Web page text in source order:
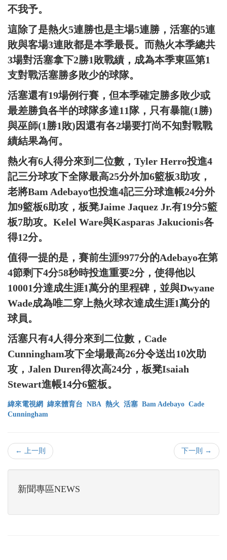
不我予。
這除了是熱火5連勝也是主場5連勝，活塞的5連
敗與客場3連敗都是本季最長。而熱火本季總共
3場對活塞拿下2勝1敗戰績，成為本季東區第1
支對戰活塞勝多敗少的球隊。
活塞還有19場例行賽，但本季確定勝多敗少或
最差勝負各半的球隊多達11隊，只有暴龍(1勝)
與巫師(1勝1敗)因還有各2場要打尚不知對戰戰
績結果為何。
熱火有6人得分來到二位數，Tyler Herro投進4
記三分球攻下全隊最高25分外加6籃板3助攻，
老將Bam Adebayo也投進4記三分球進帳24分外
加9籃板6助攻，板凳Jaime Jaquez Jr.有19分5籃
板7助攻。Kelel Ware與Kasparas Jakucionis各
得12分。
值得一提的是，賽前生涯9977分的Adebayo在第
4節剩下4分58秒時投進重要2分，使得他以
10001分達成生涯1萬分的里程碑，並與Dwyane
Wade成為唯二穿上熱火球衣達成生涯1萬分的
球員。
活塞只有4人得分來到二位數，Cade
Cunningham攻下全場最高26分令送出10次助
攻，Jalen Duren得次高24分，板凳Isaiah
Stewart進帳14分6籃板。
緯來電視網 緯來體育台 NBA 熱火 活塞 Bam Adebayo Cade
Cunningham
← 上一則 下一則 →
新聞專區NEWS